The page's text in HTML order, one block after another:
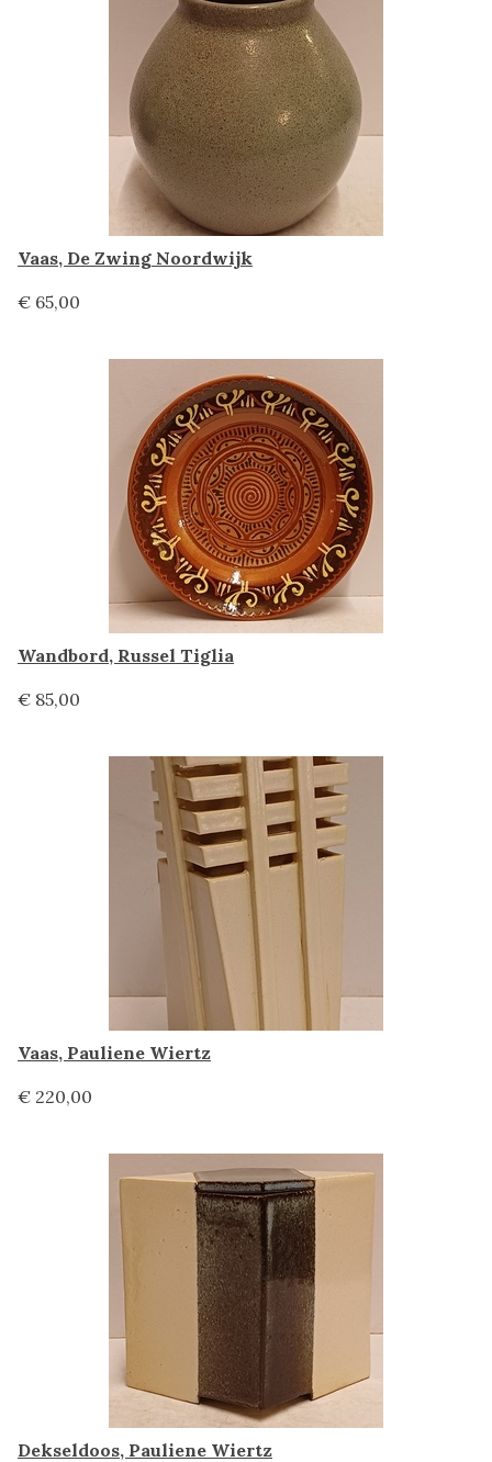
Vaas, De Zwing Noordwijk
€ 65,00
Wandbord, Russel Tiglia
€ 85,00
Vaas, Pauliene Wiertz
€ 220,00
Dekseldoos, Pauliene Wiertz